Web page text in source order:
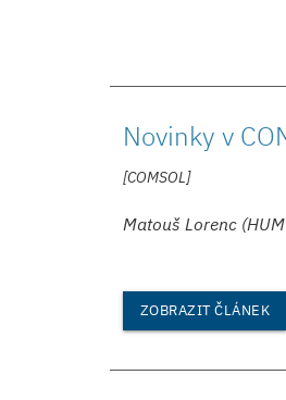
Novinky v
[COMSOL]
Matouš Lorenc
ZOBRAZIT ČLÁNEK